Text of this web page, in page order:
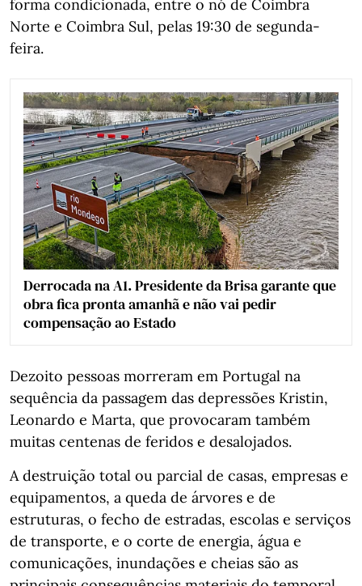
forma condicionada, entre o nó de Coimbra
Norte e Coimbra Sul, pelas 19:30 de segunda-
feira.
Derrocada na A1. Presidente da Brisa garante que
obra fica pronta amanhã e não vai pedir
compensação ao Estado
Dezoito pessoas morreram em Portugal na
sequência da passagem das depressões Kristin,
Leonardo e Marta, que provocaram também
muitas centenas de feridos e desalojados.
A destruição total ou parcial de casas, empresas e
equipamentos, a queda de árvores e de
estruturas, o fecho de estradas, escolas e serviços
de transporte, e o corte de energia, água e
comunicações, inundações e cheias são as